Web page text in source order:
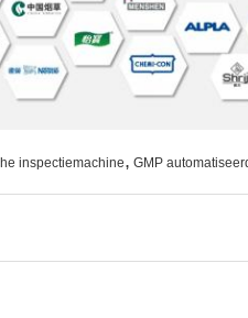
inspectiemachine, GMP